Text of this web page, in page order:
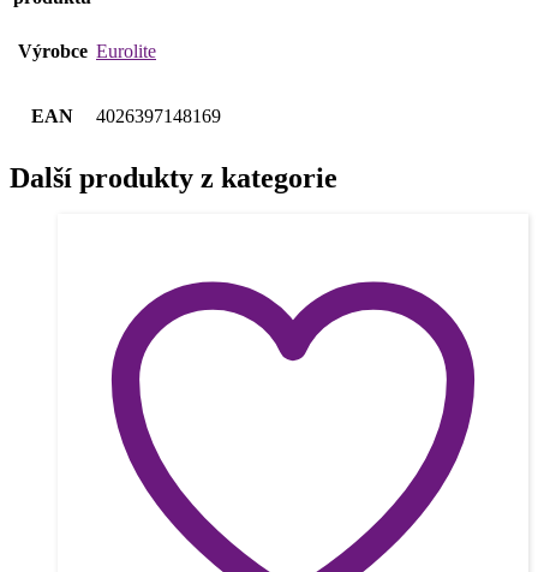
Výrobce Eurolite
EAN 4026397148169
Další produkty z kategorie